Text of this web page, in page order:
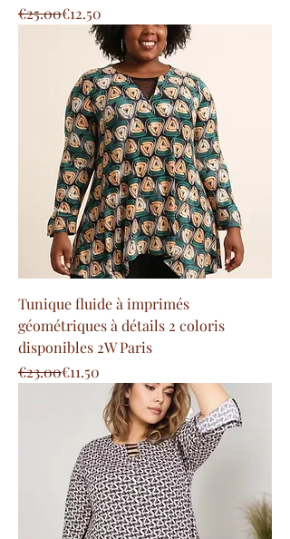
Regular Price
€25.00
Sale Price€12.50
Tunique fluide à imprimés
géométriques à détails 2 coloris
disponibles 2W Paris
Regular Price
€23.00
Sale Price€11.50